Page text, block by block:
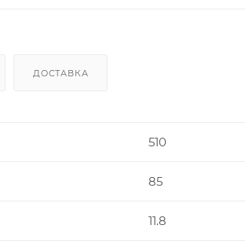
ДОСТАВКА
510
85
11.8